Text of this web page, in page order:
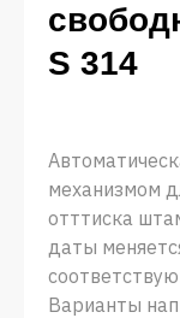
S 314
механизмом
отттиска
даты
Варианты